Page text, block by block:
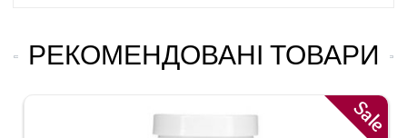
РЕКОМЕНДОВАНІ ТОВАРИ
Sale